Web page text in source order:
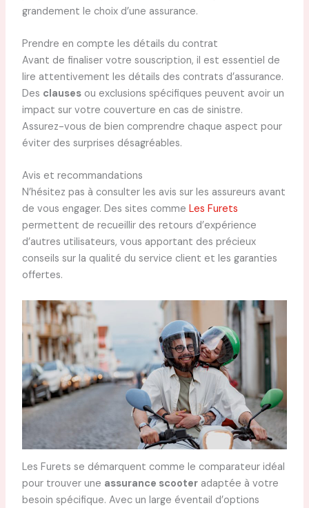
grandement le choix d’une assurance.
Prendre en compte les détails du contrat
Avant de finaliser votre souscription, il est essentiel de
lire attentivement les détails des contrats d’assurance.
Des clausesou exclusions spécifiques peuvent avoir un
impact sur votre couverture en cas de sinistre.
Assurez-vous de bien comprendre chaque aspect pour
éviter des surprises désagréables.
Avis et recommandations
N’hésitez pas à consulter les avis sur les assureurs avant
de vous engager. Des sites comme Les Furets
permettent de recueillir des retours d’expérience
d’autres utilisateurs, vous apportant des précieux
conseils sur la qualité du service client et les garanties
offertes.
Les Furets se démarquent comme le comparateur idéal
pour trouver une assurance scooteradaptée à votre
besoin spécifique. Avec un large éventail d’options